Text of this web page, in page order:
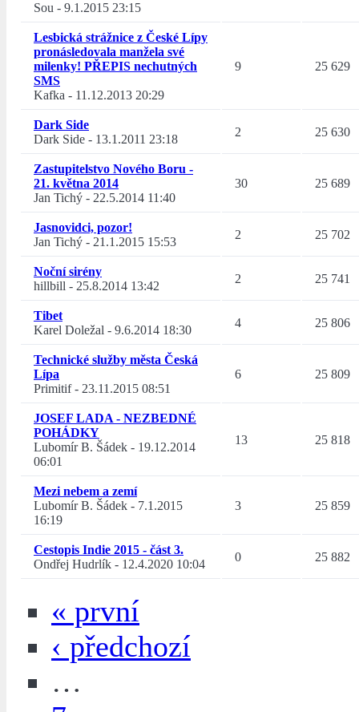
Sou - 9.1.2015 23:15
Lesbická strážnice z České Lípy
pronásledovala manžela své
milenky! PŘEPIS nechutných
SMS
Kafka - 11.12.2013 20:29
9 25 629
Dark Side
Dark Side - 13.1.2011 23:18
2 25 630
Zastupitelstvo Nového Boru -
21. května 2014
Jan Tichý - 22.5.2014 11:40
30 25 689
Jasnovidci, pozor!
Jan Tichý - 21.1.2015 15:53
2 25 702
Noční sirény
hillbill - 25.8.2014 13:42
2 25 741
Tibet
Karel Doležal - 9.6.2014 18:30
4 25 806
Technické služby města Česká
Lípa
Primitif- 23.11.2015 08:51
6 25 809
JOSEF LADA - NEZBEDNÉ
POHÁDKY
Lubomír B. Šádek - 19.12.2014
06:01
13 25 818
Mezi nebem a zemí
Lubomír B. Šádek - 7.1.2015
16:19
3 25 859
Cestopis Indie 2015 - část 3.
Ondřej Hudrlík - 12.4.2020 10:04
0 25 882
« první
‹ předchozí
…